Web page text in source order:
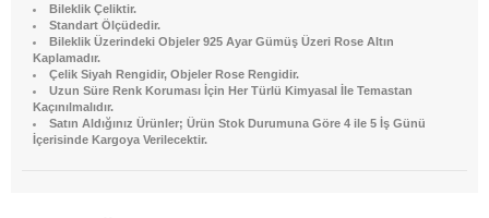
Bileklik Çeliktir.
Standart Ölçüdedir.
Bileklik Üzerindeki Objeler 925 Ayar Gümüş Üzeri Rose Altın
Kaplamadır.
Çelik Siyah Rengidir, Objeler Rose Rengidir.
Uzun Süre Renk Koruması İçin Her Türlü Kimyasal İle Temastan
Kaçınılmalıdır.
Satın Aldığınız Ürünler; Ürün Stok Durumuna Göre 4 ile 5 İş Günü
İçerisinde Kargoya Verilecektir.